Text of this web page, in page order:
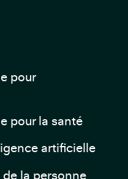
pour
pour la santé
artificielle
la personne